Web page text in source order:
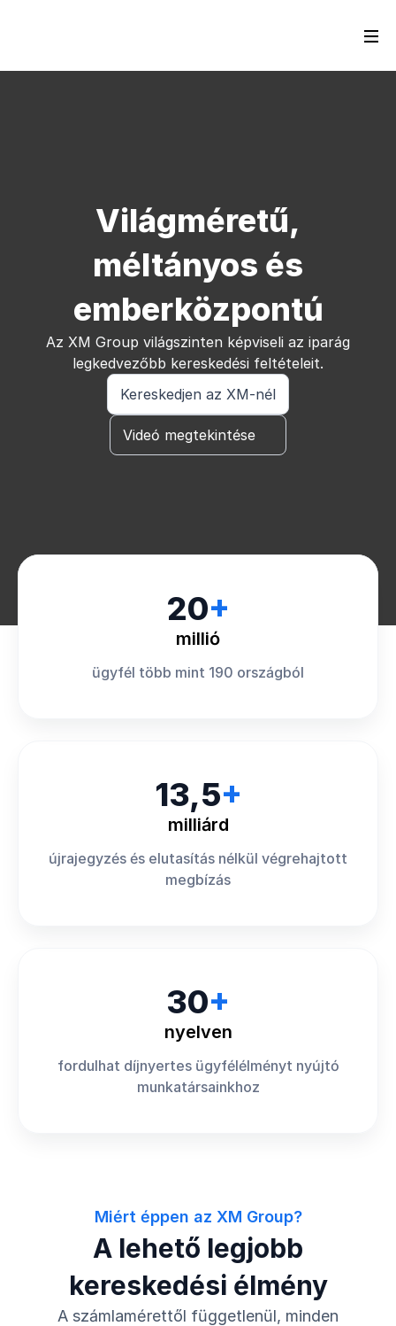
Világméretű,
méltányos és
emberközpontú
Az XM Group világszinten képviseli az iparág
legkedvezőbb kereskedési feltételeit.
Kereskedjen az XM-nél
Videó megtekintése
20+
millió
ügyfél több mint 190 országból
13,5+
milliárd
újrajegyzés és elutasítás nélkül végrehajtott
megbízás
30+
nyelven
fordulhat díjnyertes ügyfélélményt nyújtó
munkatársainkhoz
Miért éppen az XM Group?
A lehető legjobb
kereskedési élmény
A számlamérettől függetlenül, minden